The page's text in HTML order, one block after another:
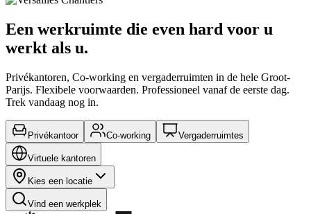
Een werkruimte die even hard voor u
werkt als u.
Privékantoren, Co-working en vergaderruimten in de hele Groot-
Parijs. Flexibele voorwaarden. Professioneel vanaf de eerste dag.
Trek vandaag nog in.
Privékantoor Co-working Vergaderruimtes
Virtuele kantoren
Kies een locatie
Vind een werkplek